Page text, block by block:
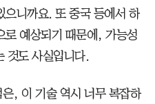
으니까요. 또 중국 등에서 하
로 예상되기 때문에, 가능성
것도 사실입니다.
, 이 기술 역시 너무 복잡하